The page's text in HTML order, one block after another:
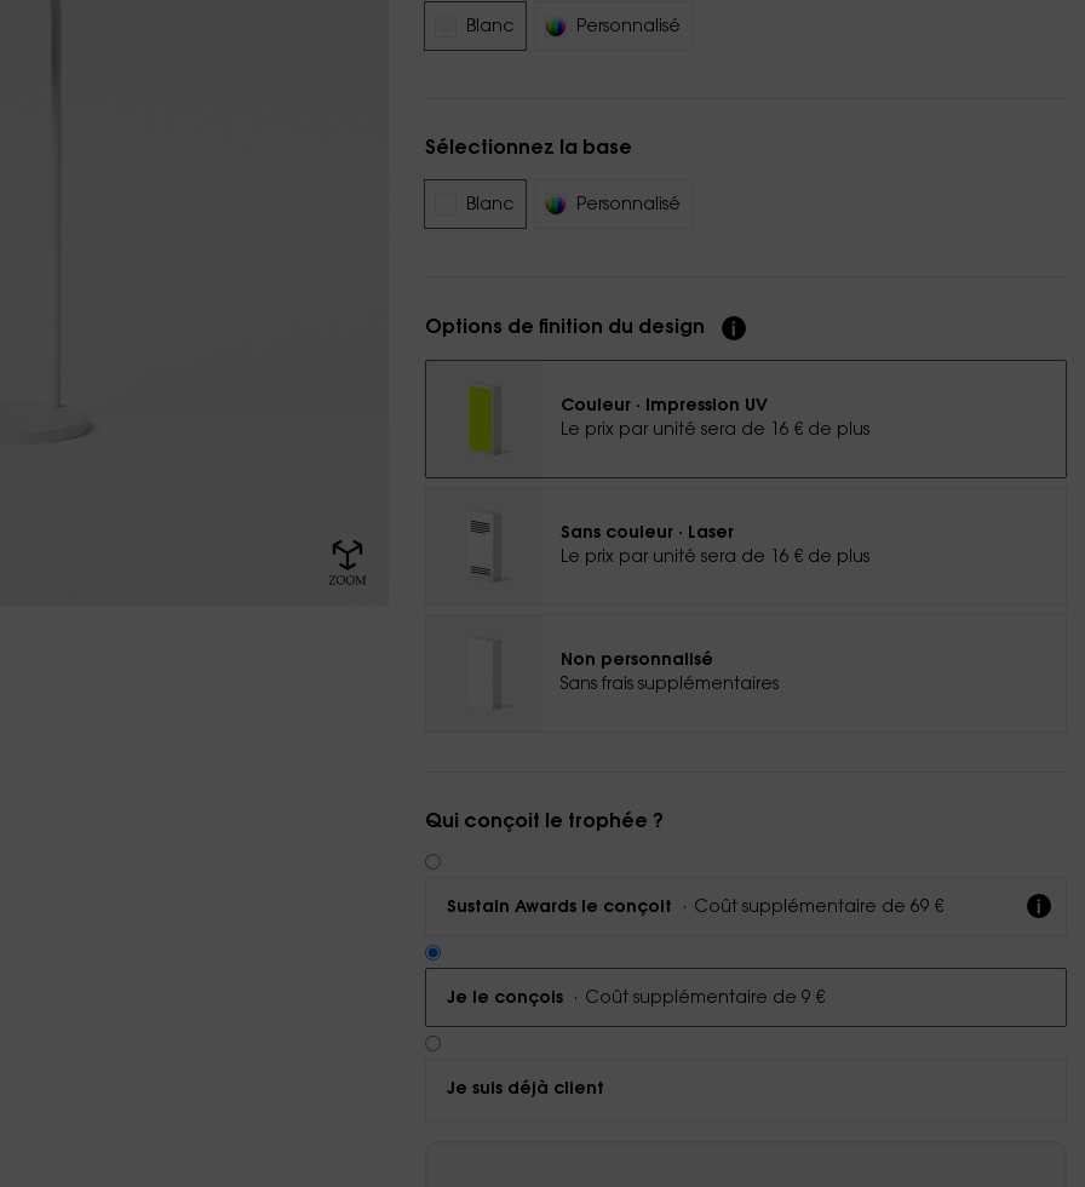
Blanc Personnalisé
Sélectionnez la base
Blanc Personnalisé
Options de finition du design
Couleur · Impression UV
Le prix par unité sera de 16 € de plus
Sans couleur · Laser
Le prix par unité sera de 16 € de plus
Non personnalisé
Sans frais supplémentaires
Qui conçoit le trophée ?
Sustain Awards le conçoit · Coût supplémentaire de 69 €
Je le conçois · Coût supplémentaire de 9 €
Je suis déjà client